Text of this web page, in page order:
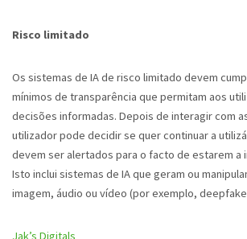
Risco limitado
Os sistemas de IA de risco limitado devem
mínimos de transparência que permitam aos
decisões informadas. Depois de interagir com
utilizador pode decidir se quer continuar a
devem ser alertados para o facto de estarem a
Isto inclui sistemas de IA que geram ou
imagem, áudio ou vídeo (por exemplo,
Jak’s Digitals